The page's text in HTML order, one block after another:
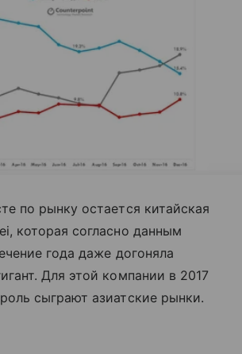
по рынку остается китайская
которая согласно данным
года даже догоняла
Для этой компании в 2017
сыграют азиатские рынки.